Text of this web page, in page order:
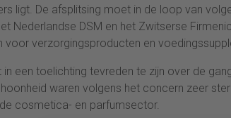
ligt. De afsplitsing moet in de loop van
Nederlandse DSM en het Zwitserse
verzorgingsproducten en
een toelichting tevreden te zijn over de
waren volgens het concern zeer
cosmetica- en parfumsector.